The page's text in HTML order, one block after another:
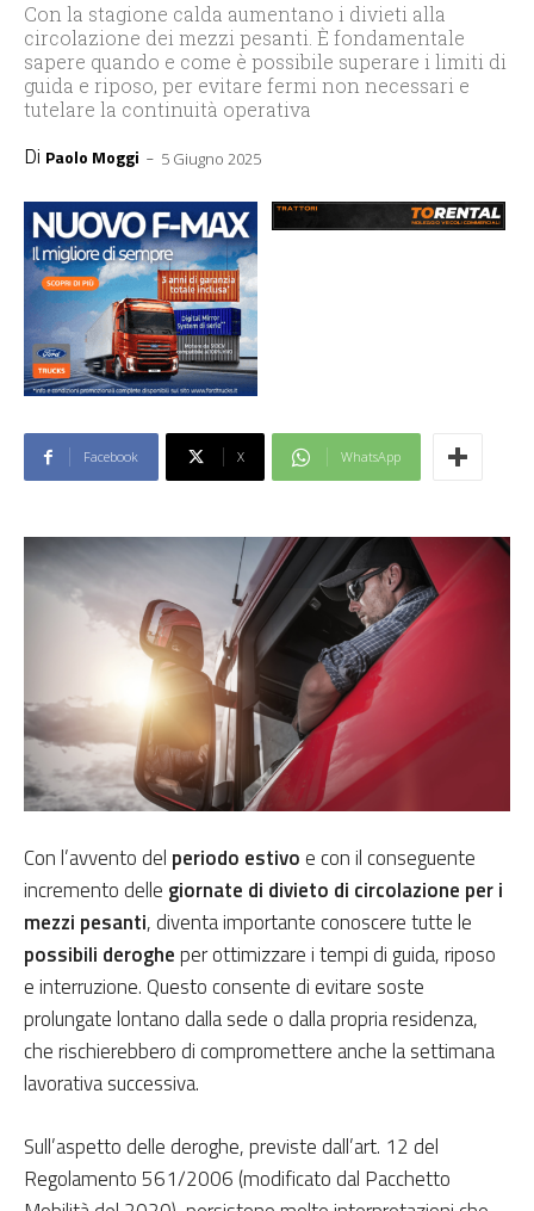
Con la stagione calda aumentano i divieti alla
circolazione dei mezzi pesanti. È fondamentale
sapere quando e come è possibile superare i limiti di
guida e riposo, per evitare fermi non necessari e
tutelare la continuità operativa
Di Paolo Moggi - 5 Giugno 2025
Facebook X WhatsApp
Con l’avvento del periodo estivo e con il conseguente
incremento delle giornate di divieto di circolazione per i
mezzi pesanti, diventa importante conoscere tutte le
possibili derogheper ottimizzare i tempi di guida, riposo
e interruzione. Questo consente di evitare soste
prolungate lontano dalla sede o dalla propria residenza,
che rischierebbero di compromettere anche la settimana
lavorativa successiva.
Sull’aspetto delle deroghe, previste dall’art. 12 del
Regolamento 561/2006 (modificato dal Pacchetto